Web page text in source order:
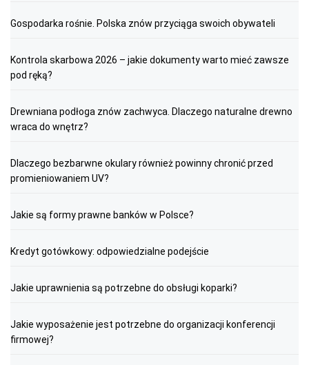
Gospodarka rośnie. Polska znów przyciąga swoich obywateli
Kontrola skarbowa 2026 – jakie dokumenty warto mieć zawsze
pod ręką?
Drewniana podłoga znów zachwyca. Dlaczego naturalne drewno
wraca do wnętrz?
Dlaczego bezbarwne okulary również powinny chronić przed
promieniowaniem UV?
Jakie są formy prawne banków w Polsce?
Kredyt gotówkowy: odpowiedzialne podejście
Jakie uprawnienia są potrzebne do obsługi koparki?
Jakie wyposażenie jest potrzebne do organizacji konferencji
firmowej?